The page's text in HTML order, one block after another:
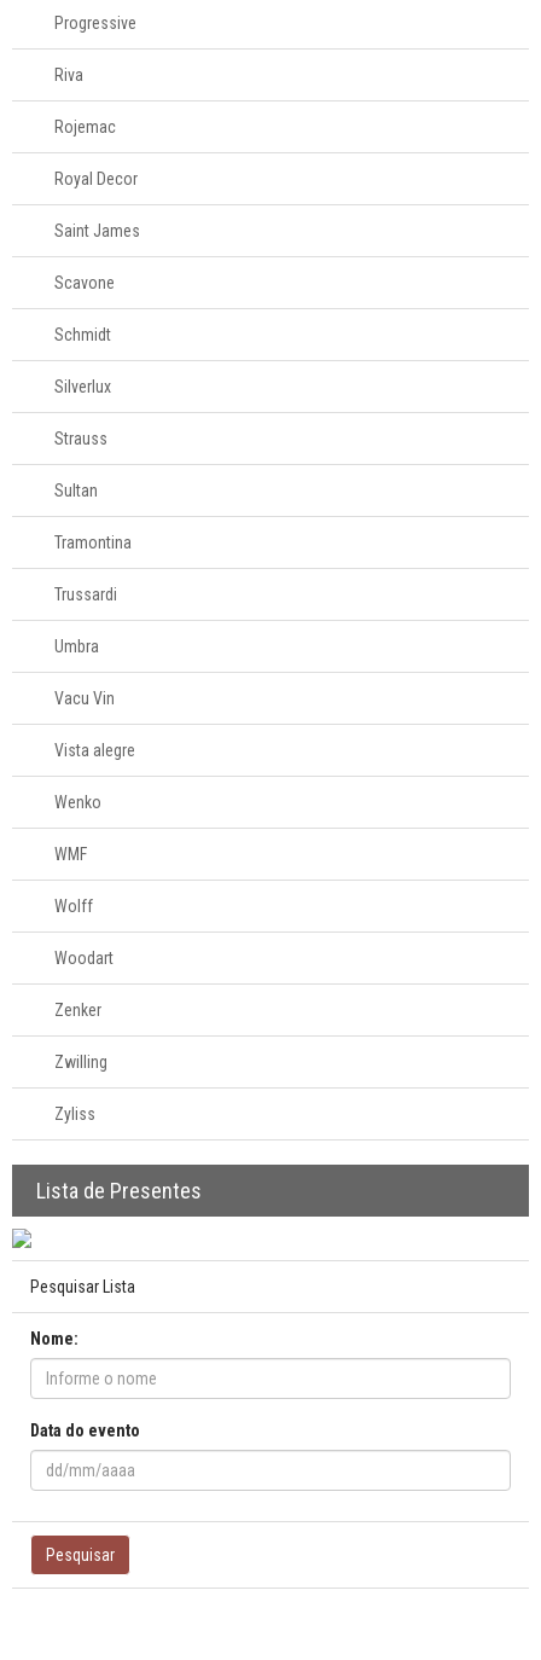
Progressive
Riva
Rojemac
Royal Decor
Saint James
Scavone
Schmidt
Silverlux
Strauss
Sultan
Tramontina
Trussardi
Umbra
Vacu Vin
Vista alegre
Wenko
WMF
Wolff
Woodart
Zenker
Zwilling
Zyliss
Lista de Presentes
Pesquisar Lista
Nome:
Data do evento
Pesquisar